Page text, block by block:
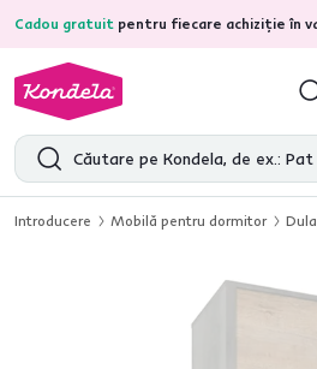
Cadou gratuit pentru fiecare achiziție în
4,7 31.285recenzii de
Introducere Mobilă pentru dormitor